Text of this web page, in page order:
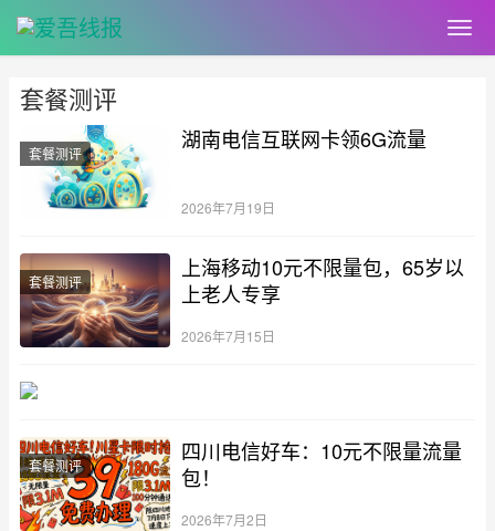
套餐测评
套餐测评
湖南电信互联网卡领6G流量
2026年7月19日
套餐测评
上海移动10元不限量包，65岁以
上老人专享
2026年7月15日
套餐测评
四川电信好车：10元不限量流量
包！
2026年7月2日